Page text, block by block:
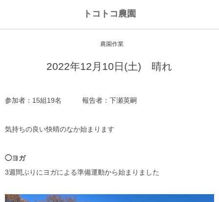
トコトコ農園
農園作業
2022年12月10日(土) 晴れ
参加者：15組19名 報告者：下瀬英嗣
気持ちの良い快晴のなか始まります
◯ヨガ
3週間ぶりにヨガによる準備運動から始まりました